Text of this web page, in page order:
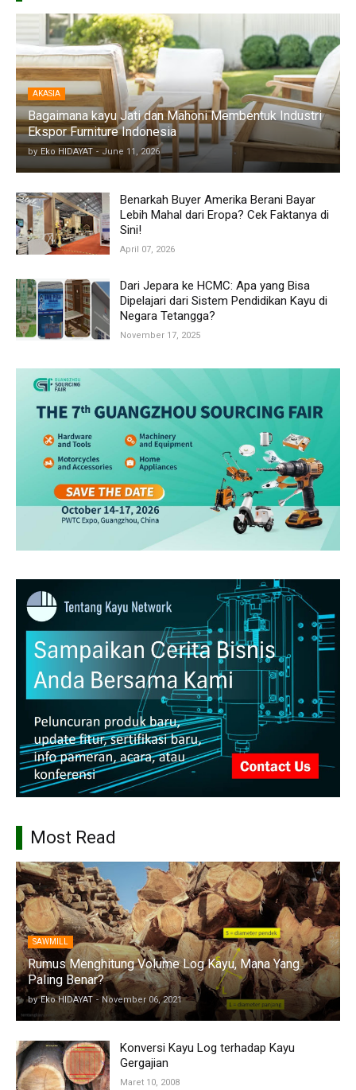
AKASIA
Bagaimana kayu Jati dan Mahoni Membentuk Industri
Ekspor Furniture Indonesia
by Eko HIDAYAT - June 11, 2026
Benarkah Buyer Amerika Berani Bayar
Lebih Mahal dari Eropa? Cek Faktanya di
Sini!
April 07, 2026
Dari Jepara ke HCMC: Apa yang Bisa
Dipelajari dari Sistem Pendidikan Kayu di
Negara Tetangga?
November 17, 2025
Most Read
SAWMILL
Rumus Menghitung Volume Log Kayu, Mana Yang
Paling Benar?
by Eko HIDAYAT - November 06, 2021
Konversi Kayu Log terhadap Kayu
Gergajian
Maret 10, 2008